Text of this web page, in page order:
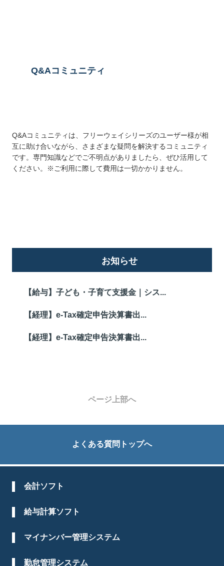
Q&Aコミュニティ
Q&Aコミュニティは、フリーウェイシリーズのユーザー様が相
互に助け合いながら、さまざまな疑問を解決するコミュニティ
です。専門知識などでご不明点がありましたら、ぜひ活用して
ください。※ご利用に際して費用は一切かかりません。
お知らせ
【給与】子ども・子育て支援金｜シス...
【経理】e-Tax確定申告決算書出...
【経理】e-Tax確定申告決算書出...
ページ上部へ
よくある質問トップへ
会計ソフト
給与計算ソフト
マイナンバー管理システム
勤怠管理システム